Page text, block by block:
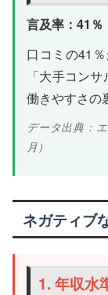
言及率：41％
口コミの41
「大手コン
働きやすさの
データ出典：
月）
ネガティブ
1. 年収水